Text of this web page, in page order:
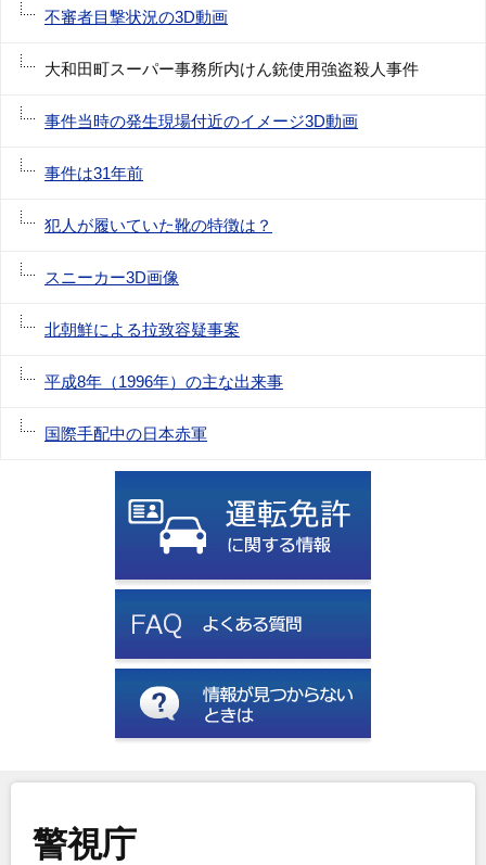
不審者目撃状況の3D動画
大和田町スーパー事務所内けん銃使用強盗殺人事件
事件当時の発生現場付近のイメージ3D動画
事件は31年前
犯人が履いていた靴の特徴は？
スニーカー3D画像
北朝鮮による拉致容疑事案
平成8年（1996年）の主な出来事
国際手配中の日本赤軍
警視庁